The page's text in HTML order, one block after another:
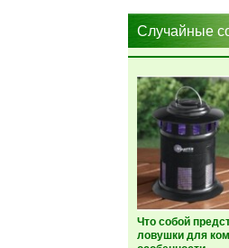
Случайные
Что собой
ловушки для